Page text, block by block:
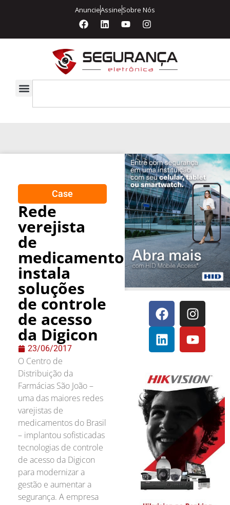
AnuncieAssineSobre Nós
Case
Rede
verejista
de
medicamentos
instala
soluções
de controle
de acesso
da Digicon
23/06/2017
O Centro de
Distribuição da
Farmácias São João –
uma das maiores redes
varejistas de
medicamentos do Brasil
– implantou sofisticadas
tecnologias de controle
de acesso da Digicon
para modernizar a
gestão e aumentar a
segurança. A empresa